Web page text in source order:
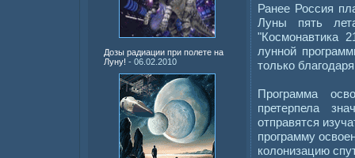
Дозы радиации при полете на
Луну! - 06.02.2010
Ранее Россия
Луны пять
"Космонавтика
лунной
только
Программа
претерпела
отправятся
программу
колонизацию